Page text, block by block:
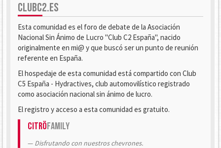
CLUBC2.ES
Esta comunidad es el foro de debate de la Asociación
Nacional Sin Ánimo de Lucro "Club C2 España", nacido
originalmente en mi@ y que buscó ser un punto de reunión
referente en España.
El hospedaje de esta comunidad está compartido con Club
C5 España - Hydractives, club automovilístico registrado
como asociación nacional sin ánimo de lucro.
El registro y acceso a esta comunidad es gratuito.
CitröFamily
Disfrutando con nuestros chevrones.